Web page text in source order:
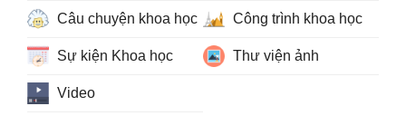
Câu chuyện khoa học Công trình khoa học
Sự kiện Khoa học Thư viện ảnh
Video